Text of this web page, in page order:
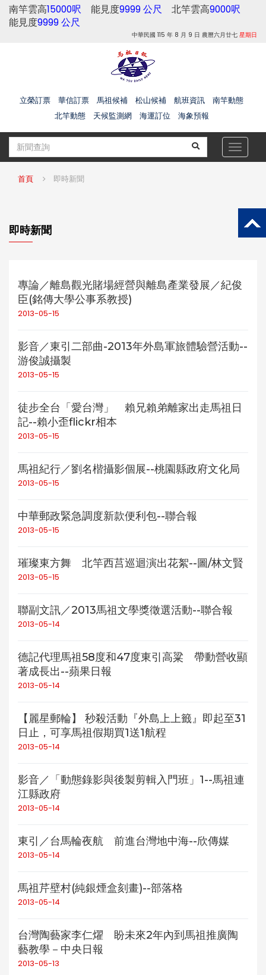
南竿雲高15000呎 能見度9999 公尺 北竿雲高9000呎
能見度9999 公尺
中華民國 115 年 8 月 9 日 農曆六月廿七 星期日
立榮訂票 華信訂票 馬祖候補 松山候補 航班資訊
南竿動態
北竿動態
天候監測網 海運訂位 海象預報
Toggle
首頁 即時新聞
即時新聞
專論／離島觀光賭場經營與離島產業發展／紀俊
臣(銘傳大學公事系教授)
2013-05-15
影音／東引二部曲-2013年外島軍旅體驗營活動--
游俊誠攝製
2013-05-15
徒步全台「愛台灣」 賴兄賴弟離家出走馬祖日
記--賴小歪flickr相本
2013-05-15
馬祖紀行／劉名楷攝影個展--桃園縣政府文化局
2013-05-15
中華郵政緊急調度新款便利包--聯合報
2013-05-15
璀璨東方舞 北竿西莒巡迴演出花絮--圖/林文賢
2013-05-15
聯副文訊／2013馬祖文學獎徵選活動--聯合報
2013-05-14
德記代理馬祖58度和47度東引高粱 帶動營收顯
著成長出--蘋果日報
2013-05-14
【麗星郵輪】 秒殺活動『外島上上籤』即起至31
日止，可享馬祖假期買1送1航程
2013-05-14
影音／「動態錄影與後製剪輯入門班」1--馬祖連
江縣政府
2013-05-14
東引／台馬輪夜航 前進台灣地中海--欣傳媒
2013-05-14
馬祖芹壁村(純銀煙盒刻畫)--部落格
2013-05-14
台灣陶藝家李仁燿 盼未來2年內到馬祖推廣陶
藝教學－中央日報
2013-05-13